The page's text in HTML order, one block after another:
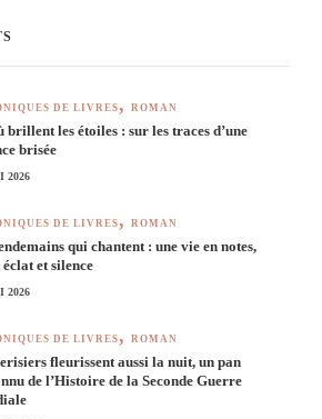
DE LIVRES ROMAN
brillent les étoiles : sur les traces d’une
brisée
2026
DE LIVRES ROMAN
qui chantent : une vie en notes,
et silence
2026
DE LIVRES ROMAN
fleurissent aussi la nuit, un pan
de l’Histoire de la Seconde Guerre